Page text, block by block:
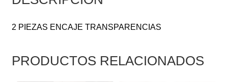
2 PIEZAS ENCAJE TRANSPARENCIAS
PRODUCTOS RELACIONADOS